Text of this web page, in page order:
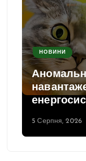
НОВИНИ
5 Серпня, 2026